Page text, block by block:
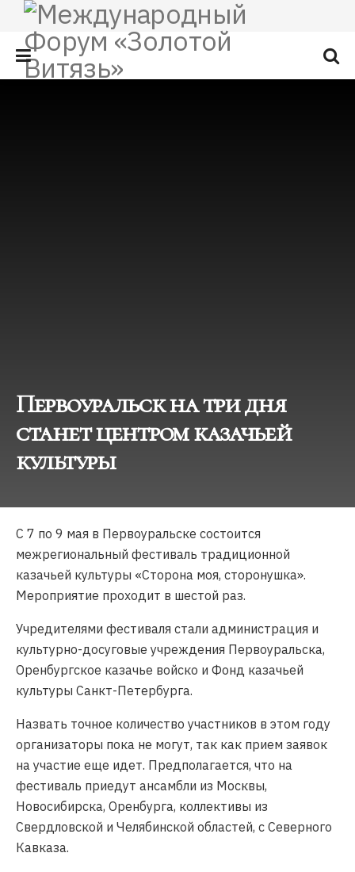
Первоуральск на три дня
станет центром казачьей
культуры
С 7 по 9 мая в Первоуральске состоится
межрегиональный фестиваль традиционной
казачьей культуры «Сторона моя, сторонушка».
Мероприятие проходит в шестой раз.
Учредителями фестиваля стали администрация и
культурно-досуговые учреждения Первоуральска,
Оренбургское казачье войско и Фонд казачьей
культуры Санкт-Петербурга.
Назвать точное количество участников в этом году
организаторы пока не могут, так как прием заявок
на участие еще идет. Предполагается, что на
фестиваль приедут ансамбли из Москвы,
Новосибирска, Оренбурга, коллективы из
Свердловской и Челябинской областей, с Северного
Кавказа.